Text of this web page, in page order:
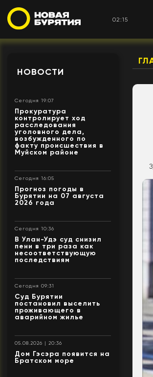
02:15
НОВОСТИ
Сегодня 19:07
Прокуратура
контролирует ход
расследования
уголовного дела,
возбужденного по
факту происшествия в
Муйском районе
Сегодня 16:05
Прогноз погоды в
Бурятии на 07 августа
2026 года
Сегодня 10:36
В Улан-Удэ суд снизил
пени в три раза как
несоответствующую
последствиям
Сегодня 09:31
Суд Бурятии
постановил выселить
проживающего в
аварийном жилье
05.08.2026 | 20:36
Дом Гэсэра появится на
Братском море